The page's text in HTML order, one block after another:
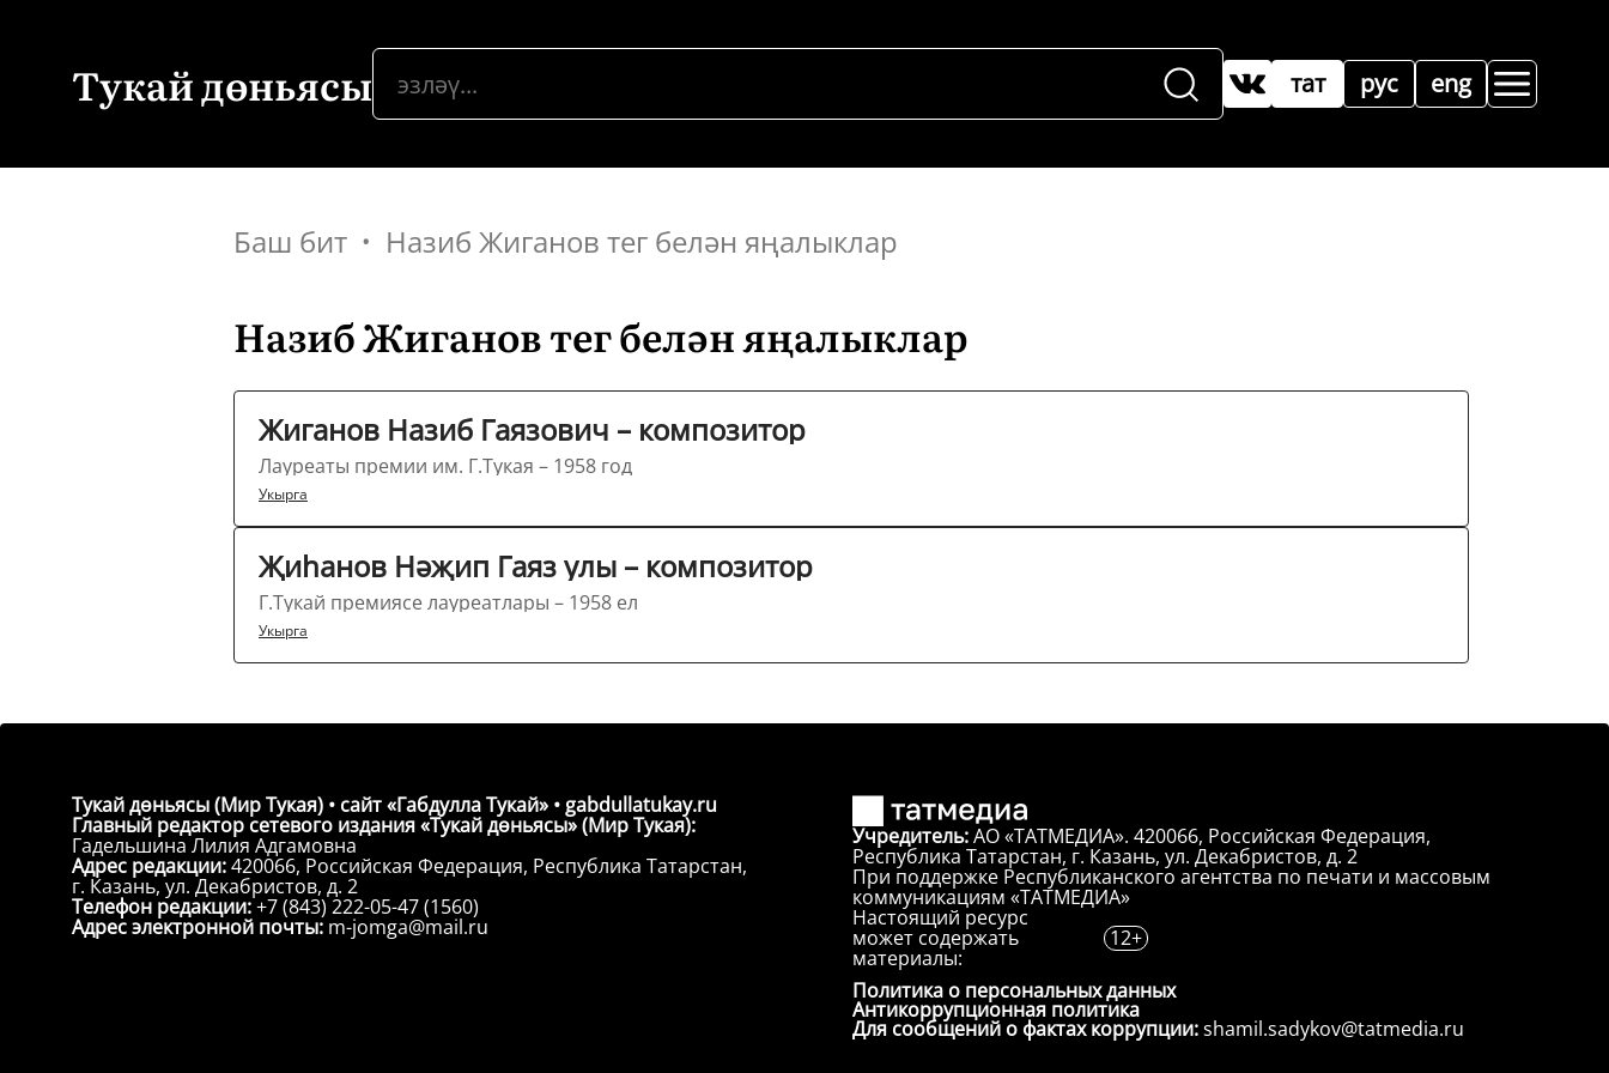
Тукай дөньясы рус
тат eng
Баш бит Назиб Жиганов тег белән яңалыклар
Назиб Жиганов тег белән яңалыклар
Жиганов Назиб Гаязович – композитор
Лауреаты премии им. Г.Тукая – 1958 год
Укырга
Җиһанов Нәҗип Гаяз улы – композитор
Г.Тукай премиясе лауреатлары – 1958 ел
Укырга
Тукай дөньясы (Мир Тукая) • сайт «Габдулла Тукай» • gabdullatukay.ru
Главный редактор сетевого издания «Тукай дөньясы» (Мир Тукая):
Гадельшина Лилия Адгамовна
Адрес редакции:420066, Российская Федерация, Республика Татарстан,
г. Казань, ул. Декабристов, д. 2
Телефон редакции:+7 (843) 222-05-47 (1560)
Адрес электронной почты: m-jomga@mail.ru
Политика о персональных данных
Антикоррупционная политика
Для сообщений о фактах коррупции:shamil.sadykov@tatmedia.ru
Учредитель:АО «ТАТМЕДИА». 420066, Российская Федерация,
Республика Татарстан, г. Казань, ул. Декабристов, д. 2
При поддержке Республиканского агентства по печати и массовым
коммуникациям «ТАТМЕДИА»
Настоящий ресурс
может содержать
материалы:
12+